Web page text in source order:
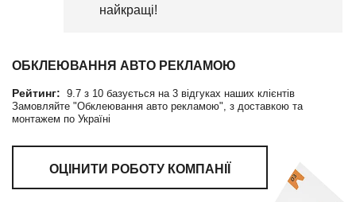
найкращі!
ОБКЛЕЮВАННЯ АВТО РЕКЛАМОЮ
Рейтинг: 9.7 з 10 базується на 3 відгуках наших клієнтів
Замовляйте "Обклеювання авто рекламою", з доставкою та
монтажем по Україні
ОЦІНИТИ РОБОТУ КОМПАНІЇ